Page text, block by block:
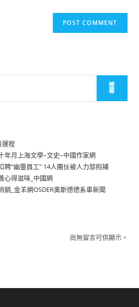
搜
尋
運程
年月上海文學–文史–中國作家網
聘“幽靈員工” 14人團伙被人力部拘捕
心得滋味_中國網
_金羊網OSDER奧斯德德系車新聞
尚無留言可供顯示。